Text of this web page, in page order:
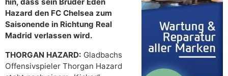
Hazard den FC Chelsea zum
Saisonende in Richtung Real
Madrid verlassen wird.
THORGAN HAZARD: Gladbachs
Offensivspieler Thorgan Hazard